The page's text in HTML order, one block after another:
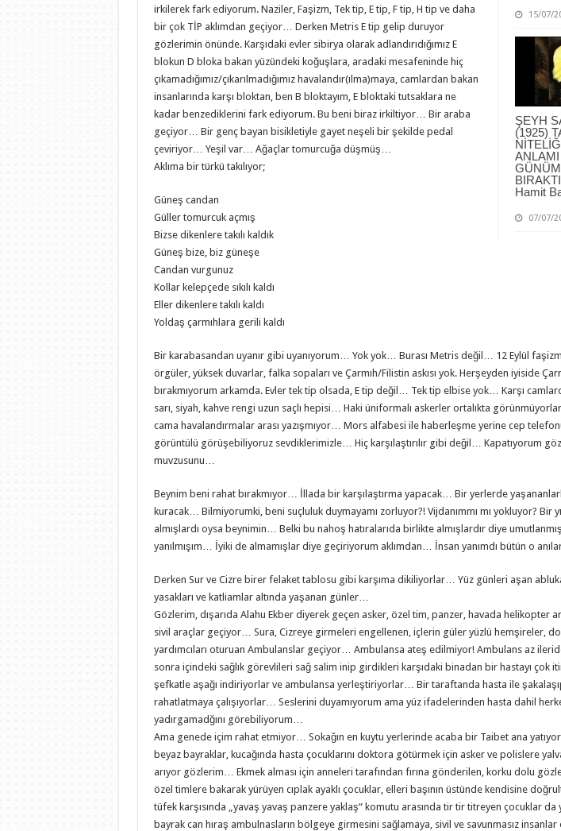
15/07/
ŞEYH
(1925)
Hamit
07/07/
irkilerek fark ediyorum. Naziler, Faşizm, Tek tip, E tip, F tip, H tip ve daha
bir çok TİP aklımdan geçiyor… Derken Metris E tip gelip duruyor
gözlerimin önünde. Karşıdaki evler sibirya olarak adlandırıdığımız E
blokun D bloka bakan yüzündeki koğuşlara, aradaki mesafeninde hiç
çıkamadığımız/çıkarılmadığımız havalandır(ılma)maya, camlardan bakan
insanlarında karşı bloktan, ben B bloktayım, E bloktaki tutsaklara ne
kadar benzediklerini fark ediyorum. Bu beni biraz irkiltiyor… Bir araba
geçiyor… Bir genç bayan bisikletiyle gayet neşeli bir şekilde pedal
çeviriyor… Yeşil var… Ağaçlar tomurcuğa düşmüş…
Aklıma bir türkü takılıyor;
Güneş candan
Güller tomurcuk açmış
Bizse dikenlere takılı kaldık
Güneş bize, biz güneşe
Candan vurgunuz
Kollar kelepçede sıkılı kaldı
Eller dikenlere takılı kaldı
Yoldaş çarmıhlara gerili kaldı
Bir karabasandan uyanır gibi uyanıyorum… Yok yok… Burası Metris değil… 12 Eylül
örgüler, yüksek duvarlar, falka sopaları ve Çarmıh/Filistin askısı yok. Herşeyden iyiside
bırakmıyorum arkamda. Evler tek tip olsada, E tip değil… Tek tip elbise yok… Karşı
sarı, siyah, kahve rengi uzun saçlı hepisi… Haki üniformalı askerler ortalıkta
cama havalandırmalar arası yazışmıyor… Mors alfabesi ile haberleşme yerine cep
görüntülü görüşebiliyoruz sevdiklerimizle… Hiç karşılaştırılır gibi değil… Kapatıyorum
muvzusunu…
Beynim beni rahat bırakmıyor… İllada bir karşılaştırma yapacak… Bir yerlerde
kuracak… Bilmiyorumki, beni suçluluk duymayamı zorluyor?! Vijdanımmı mı yokluyor? Bir
almışlardı oysa beynimin… Belki bu nahoş hatıralarıda birlikte almışlardır diye
yanılmışım… İyiki de almamışlar diye geçiriyorum aklımdan… İnsan yanımdı bütün o
Derken Sur ve Cizre birer felaket tablosu gibi karşıma dikiliyorlar… Yüz günleri aşan
yasakları ve katliamlar altında yaşanan günler…
Gözlerim, dışarıda Alahu Ekber diyerek geçen asker, özel tim, panzer, havada helikopter
sivil araçlar geçiyor… Sura, Cizreye girmeleri engellenen, içlerin güler yüzlü hemşireler,
yardımcıları oturuan Ambulanslar geçiyor… Ambulansa ateş edilmiyor! Ambulans az
sonra içindeki sağlık görevlileri sağ salim inip girdikleri karşıdaki binadan bir hastayı çok
şefkatle aşağı indiriyorlar ve ambulansa yerleştiriyorlar… Bir taraftanda hasta ile
rahatlatmaya çalışıyorlar… Seslerini duyamıyorum ama yüz ifadelerinden hasta dahil
yadırgamadğını görebiliyorum…
Ama genede içim rahat etmiyor… Sokağın en kuytu yerlerinde acaba bir Taibet ana
beyaz bayraklar, kucağında hasta çocuklarını doktora götürmek için asker ve polislere
arıyor gözlerim… Ekmek alması için anneleri tarafından fırına gönderilen, korku dolu
özel timlere bakarak yürüyen cıplak ayaklı çocuklar, elleri başının üstünde kendisine
tüfek karşısında „yavaş yavaş panzere yaklaş“ komutu arasında tir tir titreyen çocuklar
bayrak can hıraş ambulnasların bölgeye girmesini sağlamaya, sivil ve savunmasız